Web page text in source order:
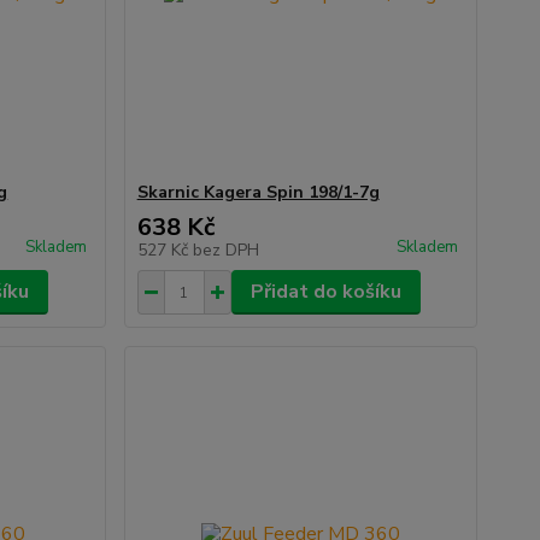
Skladem
Skarnic Kagera Spin 198/1-7g
638 Kč
527 Kč bez DPH Skladem
Přidat do košíku